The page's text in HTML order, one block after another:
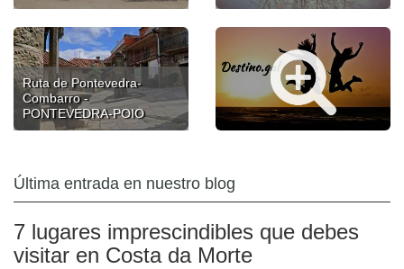
Ruta de Pontevedra-
Combarro -
PONTEVEDRA-POIO
Última entrada en nuestro blog
7 lugares imprescindibles que debes
visitar en Costa da Morte